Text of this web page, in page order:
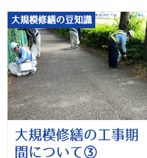
大規模修繕の工事期
間について③
大規模修繕の豆知識